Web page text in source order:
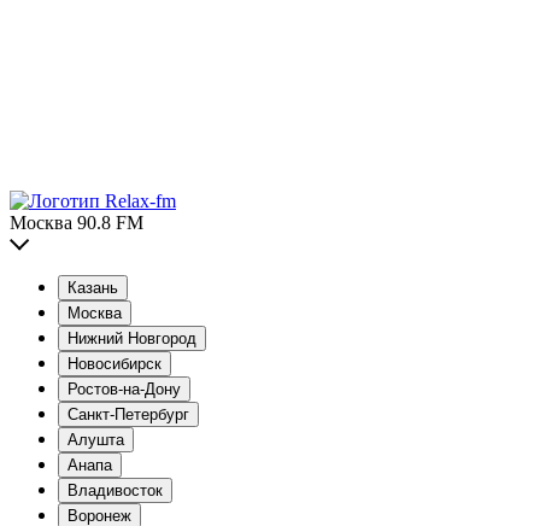
Москва 90.8 FM
Казань
Москва
Нижний Новгород
Новосибирск
Ростов-на-Дону
Санкт-Петербург
Алушта
Анапа
Владивосток
Воронеж